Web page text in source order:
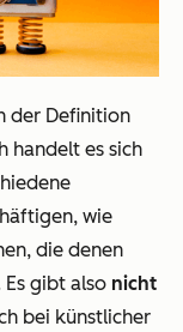
der Definition
handelt es sich
wie
die denen
gibt also nicht
bei künstlicher